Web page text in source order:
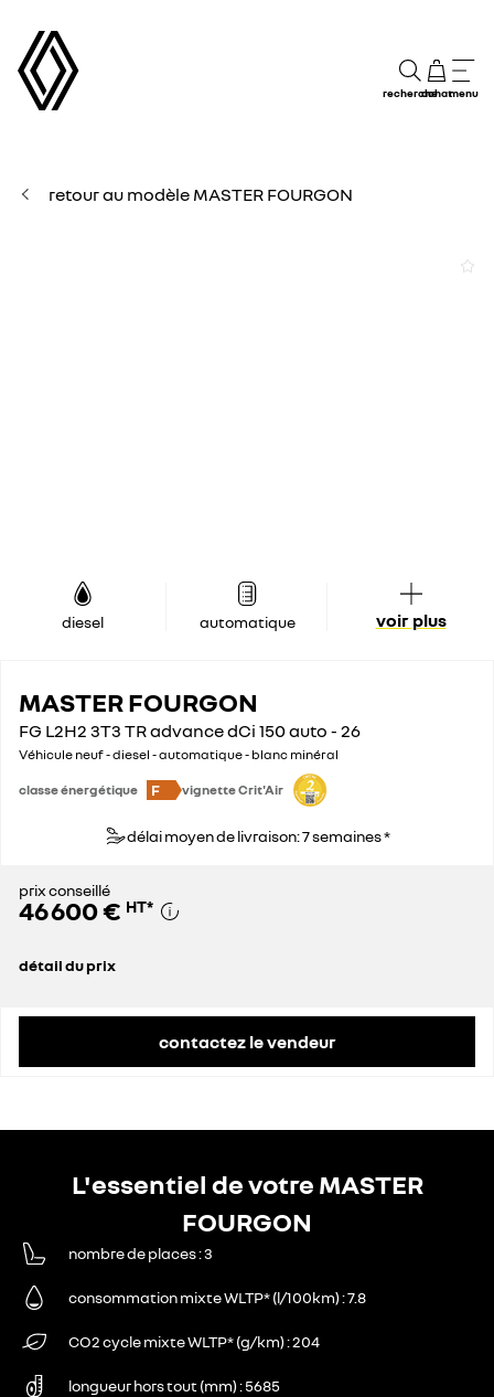
rechercheachatmenu
retour au modèle MASTER FOURGON
diesel automatique voir plus
MASTER FOURGON
FG L2H2 3T3 TR advance dCi 150 auto - 26
Véhicule neuf - diesel - automatique - blanc minéral
classe énergétique F vignette Crit'Air
délai moyen de livraison: 7 semaines *
prix conseillé
46 600 € HT*
détail du prix
contactez le vendeur
L'essentiel de votre MASTER
FOURGON
nombre de places 3
consommation mixte WLTP* (l/100km) 7.8
CO2 cycle mixte WLTP* (g/km) 204
longueur hors tout (mm) 5685